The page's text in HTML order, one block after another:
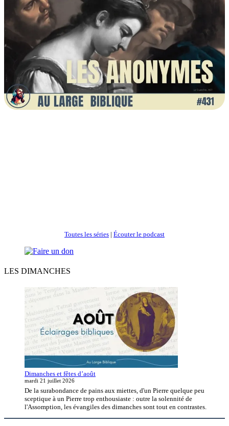
Toutes les séries | Écouter le podcast
LES DIMANCHES
Dimanches et fêtes d’août
mardi 21 juillet 2026
De la surabondance de pains aux miettes, d'un Pierre quelque peu
sceptique à un Pierre trop enthousiaste : outre la solennité de
l'Assomption, les évangiles des dimanches sont tout en contrastes.